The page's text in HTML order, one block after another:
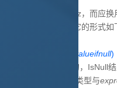
在项目中不能使用Nz，而应
的作用与Nz相似，它的形式如
valueifnull)
两个参数都是必需的，IsNull
的列数据类型与